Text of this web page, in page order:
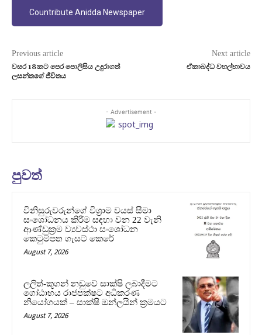
Countribute Anidda Newspaper
Previous article
වසර 18කට පෙර පොලිසිය උදුරාගත්
ලසන්තගේ ජීවිතය
Next article
ඒකාබද්ධ වහල්භාවය
- Advertisement -
පුවත්
විනිසුරුවරුන්ගේ විශ්‍රාම වයස් සීමා
සංශෝධනය කිරීම සඳහා වන 22 වැනි
ආණ්ඩුක්‍රම ව්‍යවස්ථා සංශෝධන
කෙටුම්පත ගැසට් කෙරේ
August 7, 2026
ලලිත්-කූගන් නඩුවේ සාක්ෂි ලබාදීමට
ගෝඨාභය රාජපක්ෂට අධිකරණ
නියෝගයක් – සාක්ෂි ඔන්ලයින් ක්‍රමයට
August 7, 2026